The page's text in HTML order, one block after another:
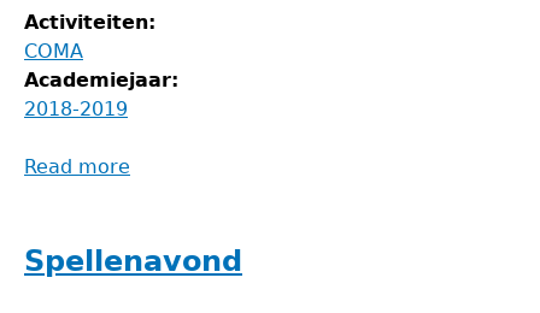
Activiteiten:
COMA
Academiejaar:
2018-2019
Read more
Spellenavond